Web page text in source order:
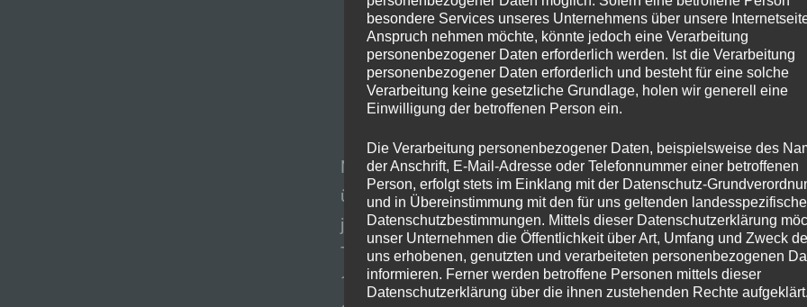
Normalerweise kann man Screenshots von einer ganzen
über Safari machen. Mit der kostenlosen App “Stitch” kann
jedoch in jeder App machen.
Tutorial:
1. App öffnen: Öffne die App und gib ihr vollen Zugriff auf
besondere Services unseres Unternehmens über unsere
Anspruch nehmen möchte, könnte jedoch eine Verarbeitung
personenbezogener Daten erforderlich werden. Ist die Verarbeitung
personenbezogener Daten erforderlich und besteht für eine solche
Verarbeitung keine gesetzliche Grundlage, holen wir generell eine
Einwilligung der betroffenen Person ein.
Die Verarbeitung personenbezogener Daten, beispielsweise des
der Anschrift, E-Mail-Adresse oder Telefonnummer einer betroffenen
Person, erfolgt stets im Einklang mit der Datenschutz-
und in Übereinstimmung mit den für uns geltenden
Datenschutzbestimmungen. Mittels dieser Datenschutzerklärung
unser Unternehmen die Öffentlichkeit über Art, Umfang und Zweck
uns erhobenen, genutzten und verarbeiteten personenbezogenen
informieren. Ferner werden betroffene Personen mittels dieser
Datenschutzerklärung über die ihnen zustehenden Rechte aufgeklärt.